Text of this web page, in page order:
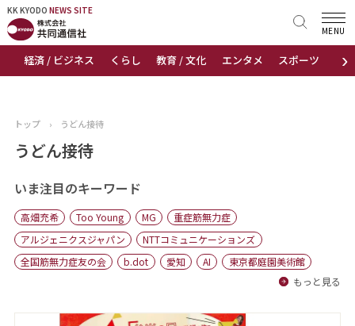
KK KYODO NEWS SITE
›
経済 / ビジネス くらし 教育 / 文化 エンタメ スポーツ 地域
MENU
KK KYODONEWS SITE
トップページ
ニュース
おすすめコンテンツ
出版物
会社概要
トップ › うどん接待
うどん接待
いま注目のキーワード
高畑充希 Too Young MG
重症筋無力症
アルジェニクスジャパン
NTTコミュニケーションズ
全国筋無力症友の会
b.dot 愛知 AI
東京都庭園美術館
もっと見る